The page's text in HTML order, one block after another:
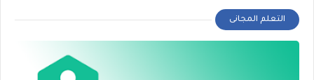
التعلم المجانى